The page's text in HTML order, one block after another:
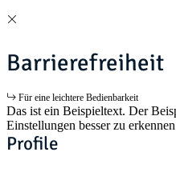
Barrierefreiheit
Für eine leichtere Bedienbarkeit
Das ist ein Beispieltext. Der
Einstellungen besser zu
Profile